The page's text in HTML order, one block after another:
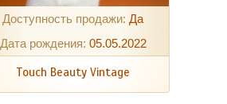
Доступность продажи:Да
Дата рождения: 05.05.2022
Touch Beauty Vintage